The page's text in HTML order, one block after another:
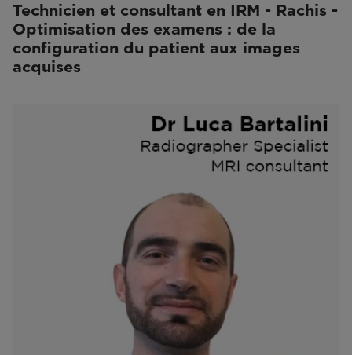
Technicien et consultant en IRM - Rachis -
Optimisation des examens : de la
configuration du patient aux images
acquises